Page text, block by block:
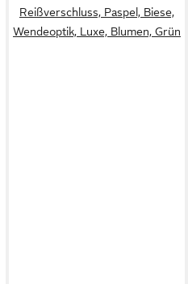
Reißverschluss, Paspel, Biese,
Wendeoptik, Luxe, Blumen, Grün